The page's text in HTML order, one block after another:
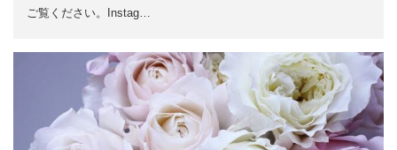
ご覧ください。Instag…